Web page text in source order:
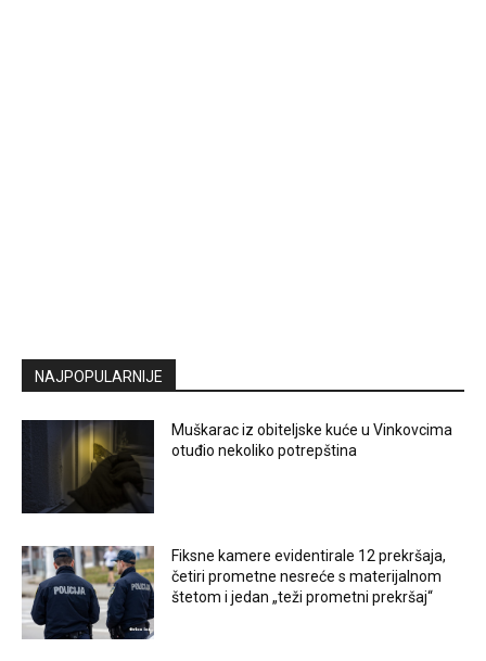
NAJPOPULARNIJE
Muškarac iz obiteljske kuće u Vinkovcima
otuđio nekoliko potrepština
Fiksne kamere evidentirale 12 prekršaja,
četiri prometne nesreće s materijalnom
štetom i jedan „teži prometni prekršaj“